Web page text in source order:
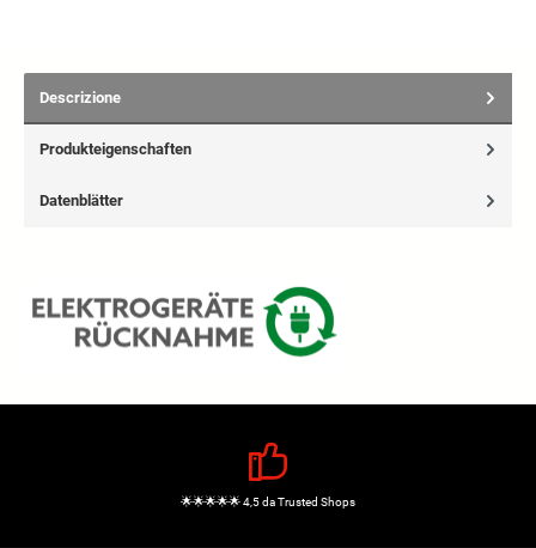
Descrizione
Produkteigenschaften
Datenblätter
🌟🌟🌟🌟🌟 4,5 da Trusted Shops